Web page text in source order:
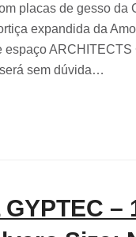
placas de gesso da
expandida da
espaço ARCHITECTS
sem dúvida…
–